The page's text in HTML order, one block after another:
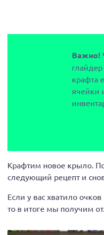
Важно!
крафта
ячейки
Крафтим новое крыло.
следующий рецепт и
Если у вас хватило
то в итоге мы получим